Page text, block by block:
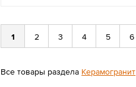
1 2 3 4 5 6
Все товары раздела Керамогранит